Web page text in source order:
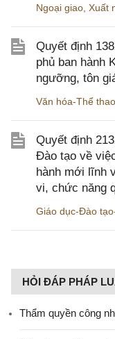
Ngoại giao, Xuất
Quyết định
phủ ban hành
ngưỡng, tôn
Văn hóa-Thể
Quyết định
Đào tạo về
hành mới lĩnh
vi, chức năng
Giáo dục-Đào
HỎI ĐÁP PHÁP
Thẩm quyền công